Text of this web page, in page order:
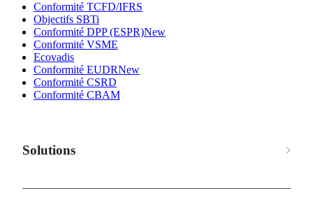
Conformité TCFD/IFRS
Objectifs SBTi
Conformité DPP (ESPR)New
Conformité VSME
Ecovadis
Conformité EUDRNew
Conformité CSRD
Conformité CBAM
Solutions